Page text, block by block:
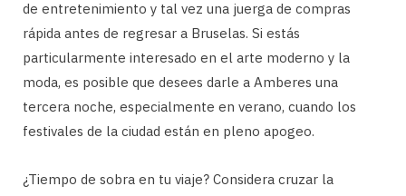
de entretenimiento y tal vez una juerga de compras
rápida antes de regresar a Bruselas. Si estás
particularmente interesado en el arte moderno y la
moda, es posible que desees darle a Amberes una
tercera noche, especialmente en verano, cuando los
festivales de la ciudad están en pleno apogeo.
¿Tiempo de sobra en tu viaje? Considera cruzar la